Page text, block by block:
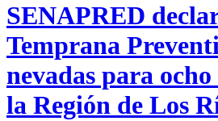
SENAPRED
Temprana
nevadas para
la Región de Los